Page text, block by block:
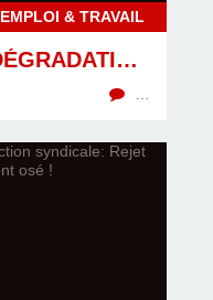
EMPLOI & TRAVAIL
CHÔMAGE : DÉGRADATION IMPORTANTE DE L’EMPLOI DANS LA CONSTRUCTION ET L’INTÉRIM EN HAUTE NORMANDIE